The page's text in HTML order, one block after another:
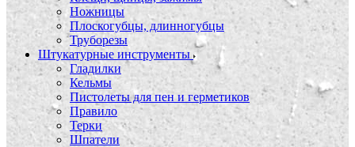
Ножницы
Плоскогубцы, длинногубцы
Труборезы
Штукатурные инструменты
Гладилки
Кельмы
Пистолеты для пен и герметиков
Правило
Терки
Шпатели